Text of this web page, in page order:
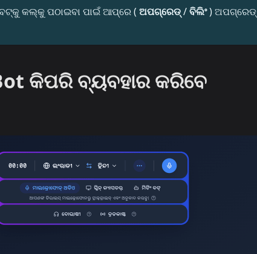
କଲ୍‌କୁ ପଠାଇବା ପାଇଁ ଆପ୍‌ରେ ( ଅପଗ୍ରେଡ୍/ବିଲିଂ) ଅପଗ୍ରେଡ୍
କିପରି ବ୍ୟବହାର କରିବେ